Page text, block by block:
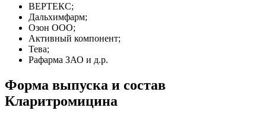
ВЕРТЕКС;
Дальхимфарм;
Озон ООО;
Активный компонент;
Тева;
Рафарма ЗАО и д.р.
Форма выпуска и состав
Кларитромицина